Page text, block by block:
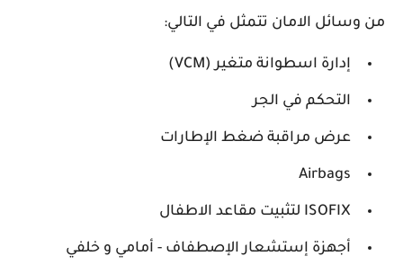
من وسائل الامان تتمثل في التالي:
إدارة اسطوانة متغير (VCM)
التحكم في الجر
عرض مراقبة ضغط الإطارات
Airbags
ISOFIX لتثبيت مقاعد الاطفال
أجهزة إستشعار الإصطفاف - أمامي و خلفي